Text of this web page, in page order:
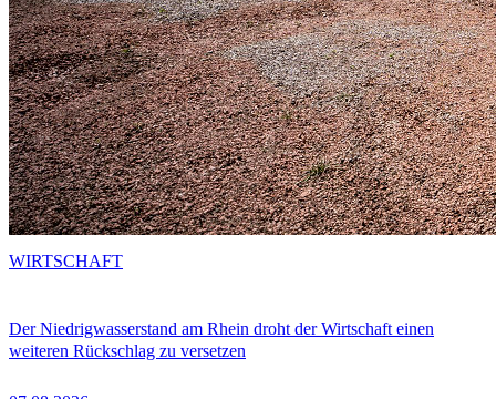
Der Niedrigwasserstand am Rhein droht der Wirtschaft einen
weiteren Rückschlag zu versetzen
WIRTSCHAFT